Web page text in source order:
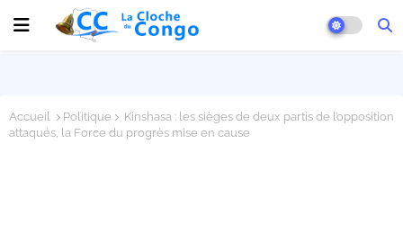
Accueil Politique
Kinshasa : les sièges de deux partis de l’opposition
attaqués, la Force du progrès mise en cause